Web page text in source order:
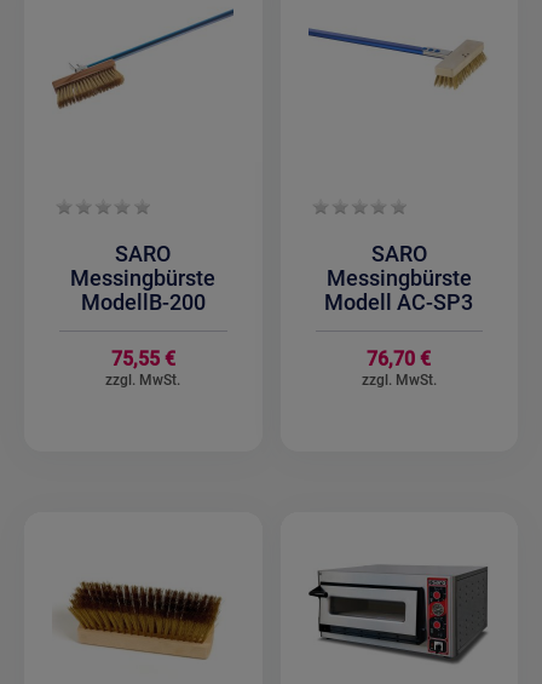
SARO
Messingbürste
ModellB-200
75,55 €
SARO
Messingbürste
Modell AC-SP3
76,70 €